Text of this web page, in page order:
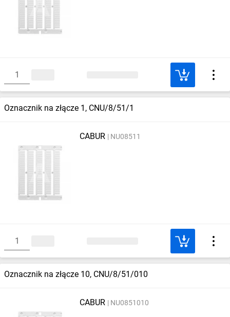
Oznacznik na złącze 1, CNU/8/51/1
CABUR NU08511
Oznacznik na złącze 10, CNU/8/51/010
CABUR NU0851010